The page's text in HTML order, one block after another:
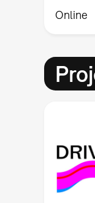
Online